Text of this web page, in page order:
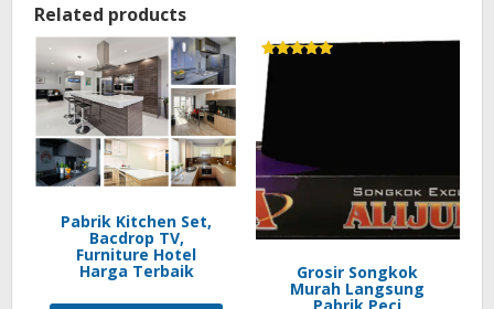
Related products
Pabrik Kitchen Set,
Bacdrop TV,
Furniture Hotel
Harga Terbaik Grosir Songkok
Murah Langsung